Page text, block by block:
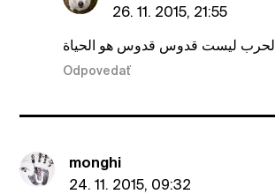
26. 11. 2015, 21:55
الحرب ليست قدوس قدوس هو الحياة
Odpovedať
monghi
24. 11. 2015, 09:32